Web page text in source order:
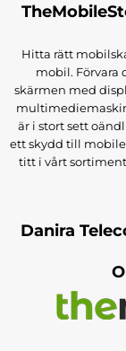
Hitta rätt
mobil. Förvara
skärmen med
är i stort sett
ett skydd till
titt i vårt
Danira